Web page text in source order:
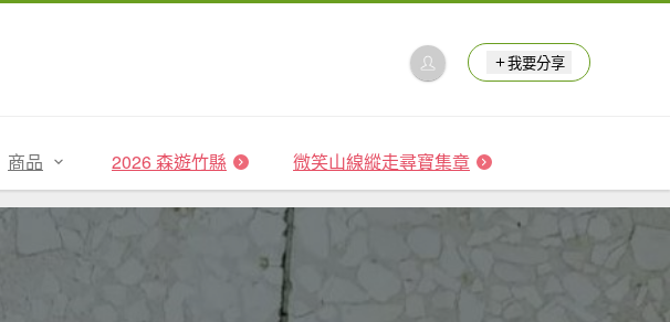
我要分享
商品 2026 森遊竹縣 微笑山線縱走尋寶集章